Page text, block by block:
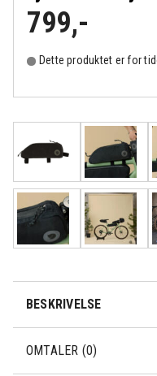
799,-
Dette produktet er for
BESKRIVELSE
OMTALER (0)